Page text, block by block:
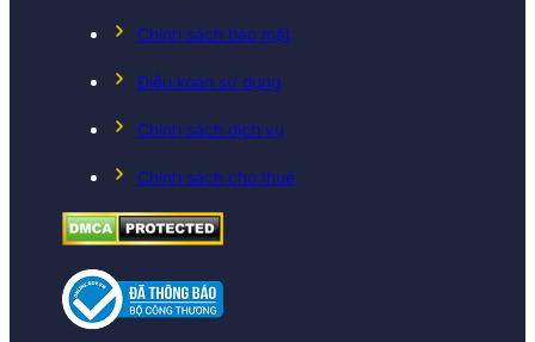
Chính sách bảo mật
Điều koản sử dụng
Chính sách dịch vụ
Chính sách cho thuê